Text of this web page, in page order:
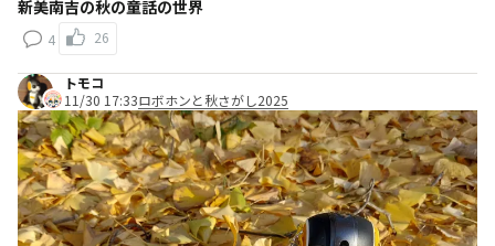
新美南吉の秋の童話の世界
4 26
トモコ
11/30 17:33ロボホンと秋さがし2025